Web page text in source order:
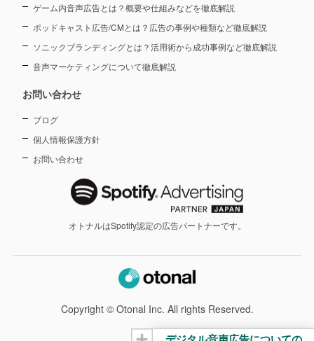
ゲーム内音声広告とは？概要や仕組みなどを徹底解説
ポッドキャスト広告/CMとは？広告の事例や種類など徹底解説
ソニックブランディングとは？活用術から成功事例など徹底解説
音声マーケティングについて徹底解説
お問い合わせ
ブログ
個人情報保護方針
お問い合わせ
オトナルはSpotify認定の広告パートナーです。
Copyright © Otonal Inc. All rights Reserved.